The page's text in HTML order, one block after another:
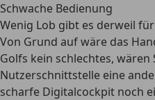
Schwache Bedienung
Wenig Lob gibt es derweil
Von Grund auf wäre das
Golfs kein schlechtes,
Nutzerschnittstelle eine
scharfe Digitalcockpit noch